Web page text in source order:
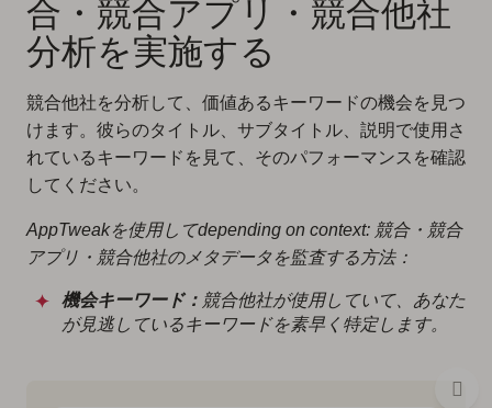
合・競合アプリ・競合他社
分析を実施する
競合他社を分析して、価値あるキーワードの機会を見つ
けます。彼らのタイトル、サブタイトル、説明で使用さ
れているキーワードを見て、そのパフォーマンスを確認
してください。
AppTweakを使用してdepending on context: 競合・競合
アプリ・競合他社のメタデータを監査する方法：
機会キーワード： 競合他社が使用していて、あなた
が見逃しているキーワードを素早く特定します。